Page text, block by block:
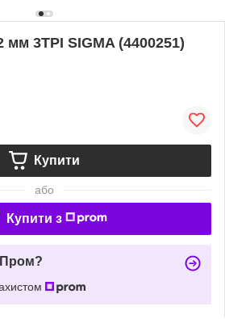
мм 3TPI SIGMA (4400251)
Купити
або
Купити з
Пром?